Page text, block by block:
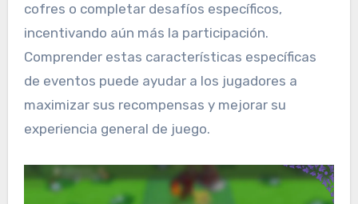
cofres o completar desafíos específicos,
incentivando aún más la participación.
Comprender estas características específicas
de eventos puede ayudar a los jugadores a
maximizar sus recompensas y mejorar su
experiencia general de juego.